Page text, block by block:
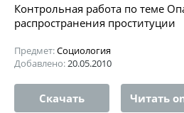
Контрольная работа по теме
распространения проституции
Предмет:Социология
Добавлено:20.05.2010
Скачать Читать